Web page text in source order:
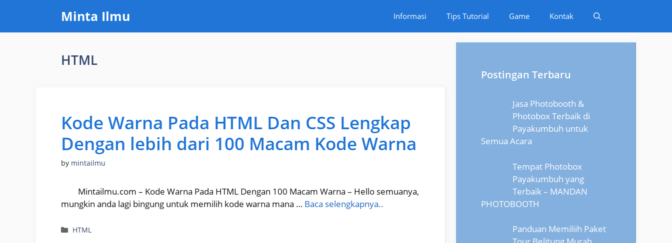
content
Minta Ilmu Informasi Tips Tutorial Game Kontak
HTML
Kode Warna Pada HTML Dan CSS Lengkap
Dengan lebih dari 100 Macam Kode Warna
by mintailmu
Mintailmu.com – Kode Warna Pada HTML Dengan 100 Macam Warna – Hello semuanya,
mungkin anda lagi bingung untuk memilih kode warna mana … Baca selengkapnya..
Categories
HTML
Postingan Terbaru
Jasa Photobooth &
Photobox Terbaik di
Payakumbuh untuk
Semua Acara
Tempat Photobox
Payakumbuh yang
Terbaik – MANDAN
PHOTOBOOTH
Panduan Memiliih Paket